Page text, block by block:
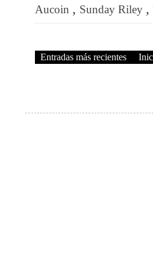
Aucoin , Sunday Riley ,
Entradas más recientes